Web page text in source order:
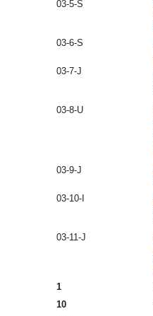
03-5-S
03-6-S
03-7-J
03-8-U
03-9-J
03-10-I
03-11-J
1
10